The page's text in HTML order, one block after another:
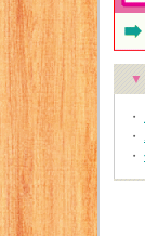
▼
・
・
・